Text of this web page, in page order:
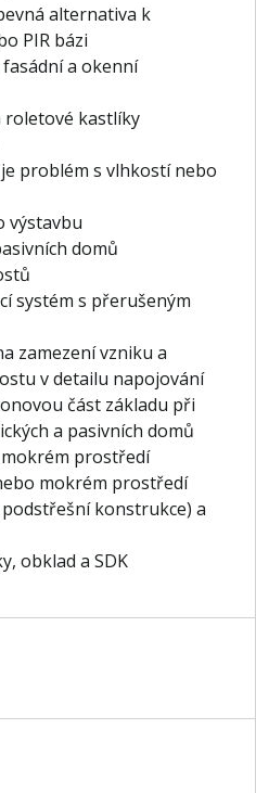
alternativa k
PIR bázi
a okenní
roletové kastlíky
problém s vlhkostí nebo
výstavbu
domů
systém s přerušeným
zamezení vzniku a
v detailu napojování
část základu při
a pasivních domů
prostředí
mokrém prostředí
konstrukce) a
obklad a SDK